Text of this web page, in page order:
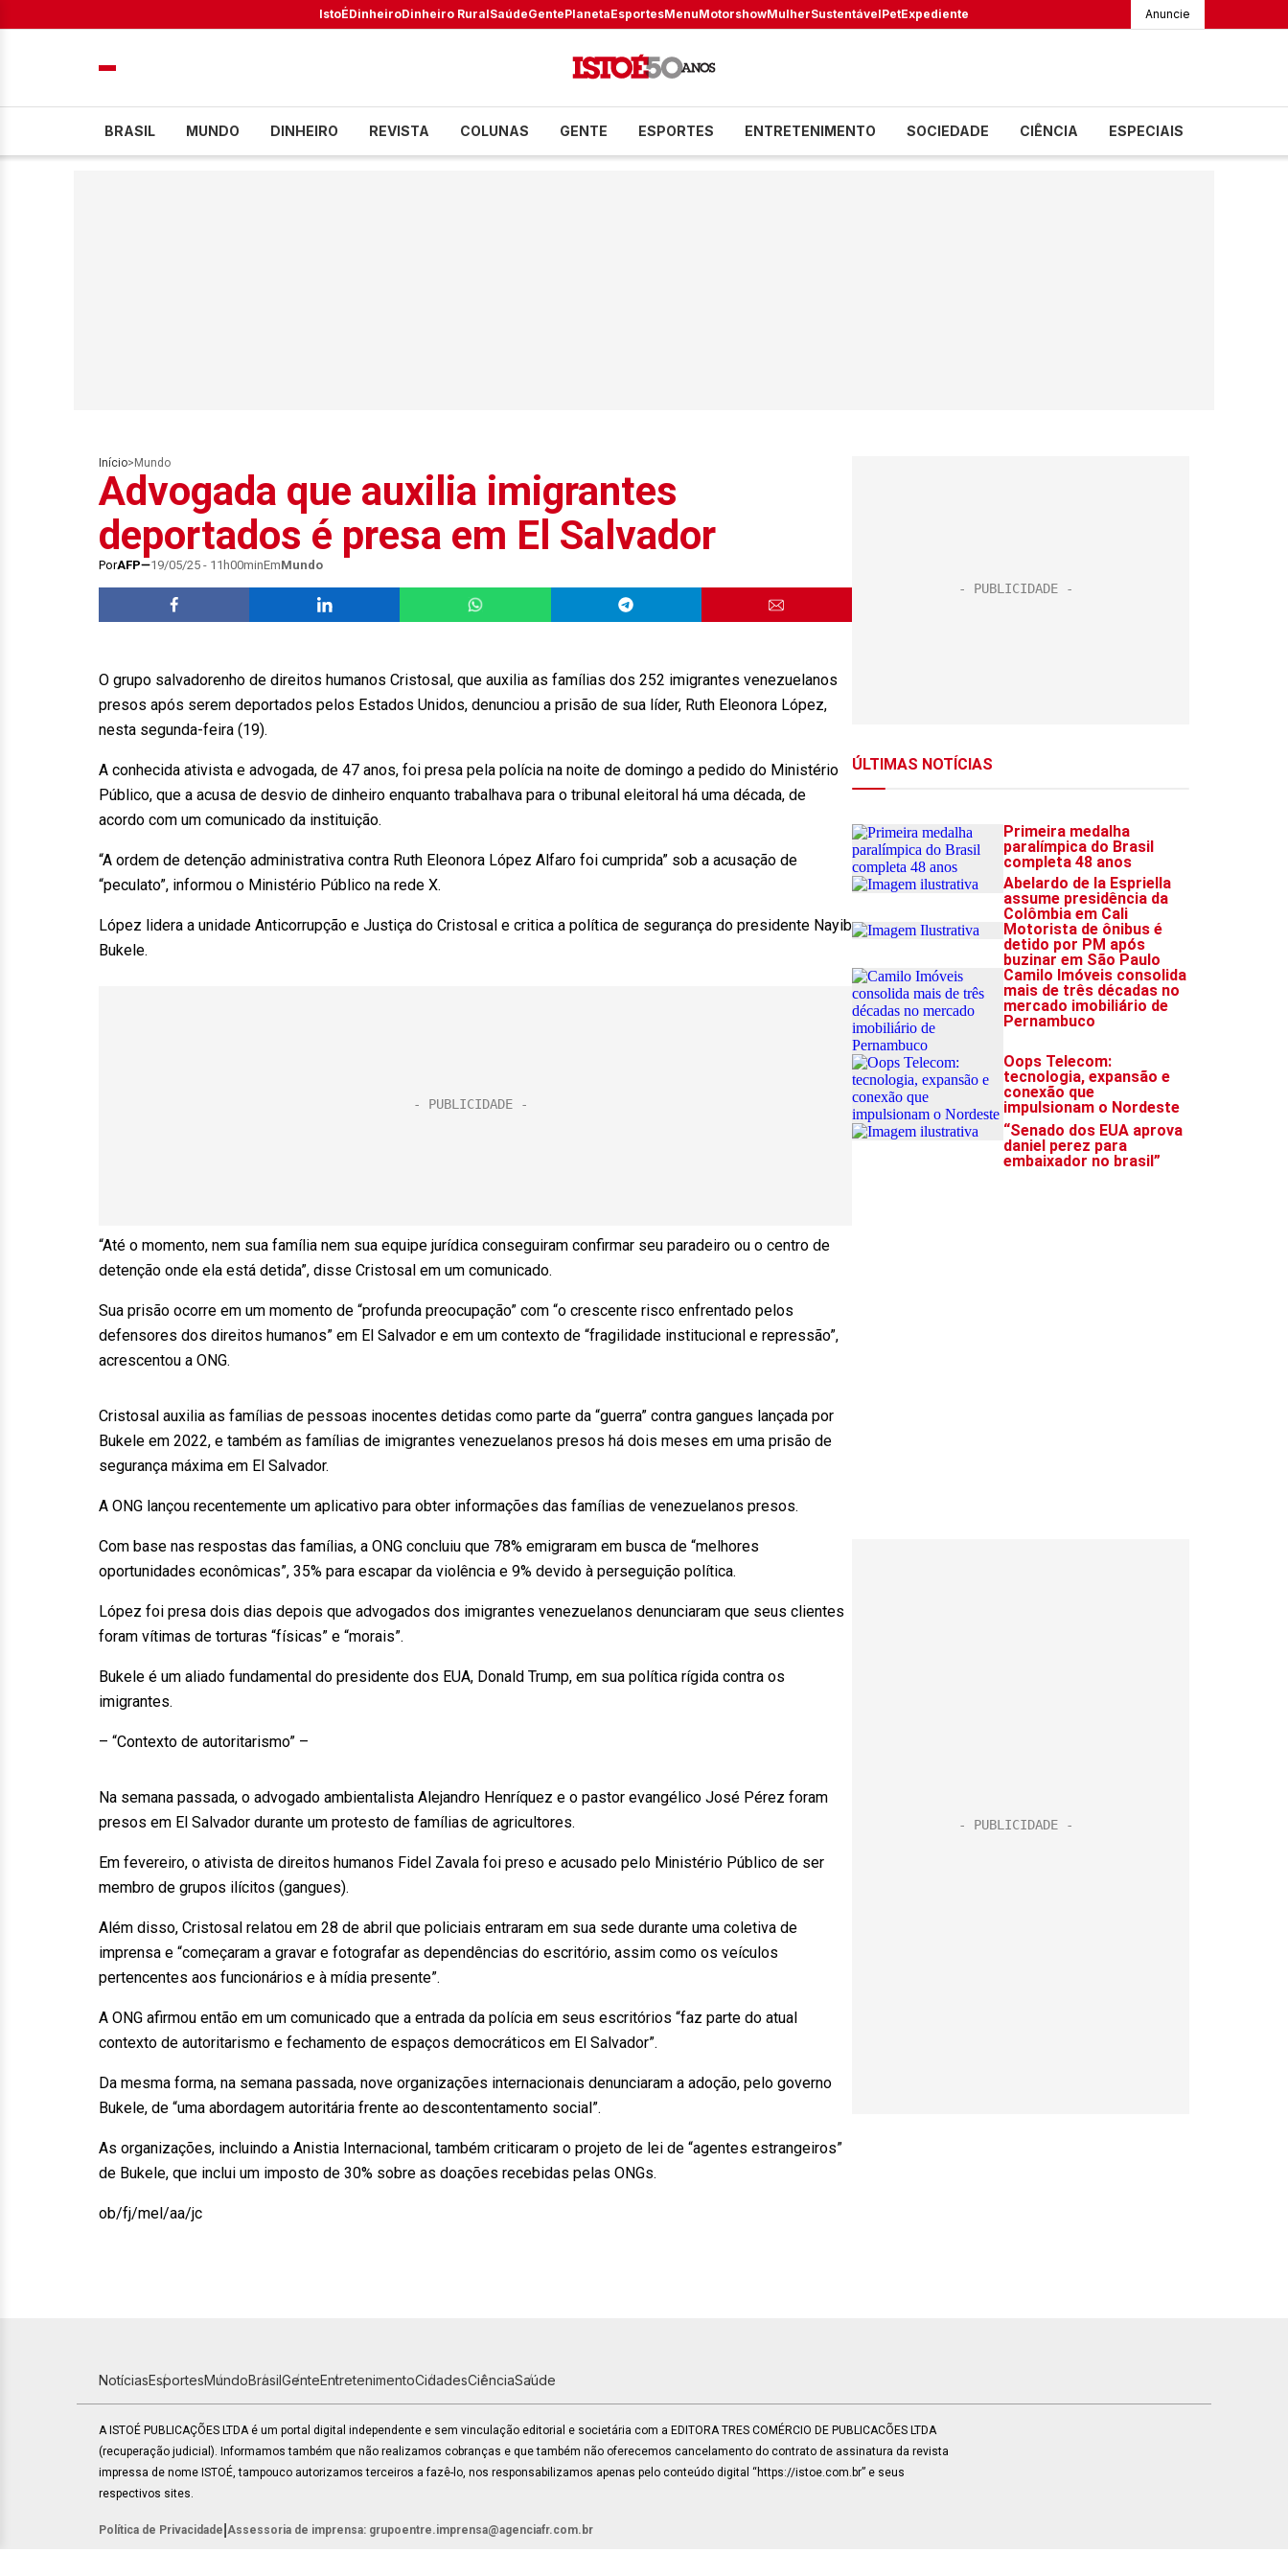
IstoÉDinheiroDinheiro RuralSaúdeGentePlanetaEsportesMenuMotorshowMulherSustentávelPetExpediente Anuncie
BRASIL MUNDO DINHEIRO REVISTA COLUNAS GENTE ESPORTES ENTRETENIMENTO SOCIEDADE CIÊNCIA ESPECIAIS
Início> Mundo
Advogada que auxilia imigrantes
deportados é presa em El Salvador
PorAFP 19/05/25 - 11h00minEmMundo
O grupo salvadorenho de direitos humanos Cristosal, que auxilia as famílias dos 252 imigrantes venezuelanos
presos após serem deportados pelos Estados Unidos, denunciou a prisão de sua líder, Ruth Eleonora López,
nesta segunda-feira (19).
A conhecida ativista e advogada, de 47 anos, foi presa pela polícia na noite de domingo a pedido do Ministério
Público, que a acusa de desvio de dinheiro enquanto trabalhava para o tribunal eleitoral há uma década, de
acordo com um comunicado da instituição.
“A ordem de detenção administrativa contra Ruth Eleonora López Alfaro foi cumprida” sob a acusação de
“peculato”, informou o Ministério Público na rede X.
López lidera a unidade Anticorrupção e Justiça do Cristosal e critica a política de segurança do presidente Nayib
Bukele.
“Até o momento, nem sua família nem sua equipe jurídica conseguiram confirmar seu paradeiro ou o centro de
detenção onde ela está detida”, disse Cristosal em um comunicado.
Sua prisão ocorre em um momento de “profunda preocupação” com “o crescente risco enfrentado pelos
defensores dos direitos humanos” em El Salvador e em um contexto de “fragilidade institucional e repressão”,
acrescentou a ONG.
Cristosal auxilia as famílias de pessoas inocentes detidas como parte da “guerra” contra gangues lançada por
Bukele em 2022, e também as famílias de imigrantes venezuelanos presos há dois meses em uma prisão de
segurança máxima em El Salvador.
A ONG lançou recentemente um aplicativo para obter informações das famílias de venezuelanos presos.
Com base nas respostas das famílias, a ONG concluiu que 78% emigraram em busca de “melhores
oportunidades econômicas”, 35% para escapar da violência e 9% devido à perseguição política.
López foi presa dois dias depois que advogados dos imigrantes venezuelanos denunciaram que seus clientes
foram vítimas de torturas “físicas” e “morais”.
Bukele é um aliado fundamental do presidente dos EUA, Donald Trump, em sua política rígida contra os
imigrantes.
– “Contexto de autoritarismo” –
Na semana passada, o advogado ambientalista Alejandro Henríquez e o pastor evangélico José Pérez foram
presos em El Salvador durante um protesto de famílias de agricultores.
Em fevereiro, o ativista de direitos humanos Fidel Zavala foi preso e acusado pelo Ministério Público de ser
membro de grupos ilícitos (gangues).
Além disso, Cristosal relatou em 28 de abril que policiais entraram em sua sede durante uma coletiva de
imprensa e “começaram a gravar e fotografar as dependências do escritório, assim como os veículos
pertencentes aos funcionários e à mídia presente”.
A ONG afirmou então em um comunicado que a entrada da polícia em seus escritórios “faz parte do atual
contexto de autoritarismo e fechamento de espaços democráticos em El Salvador”.
Da mesma forma, na semana passada, nove organizações internacionais denunciaram a adoção, pelo governo
Bukele, de “uma abordagem autoritária frente ao descontentamento social”.
As organizações, incluindo a Anistia Internacional, também criticaram o projeto de lei de “agentes estrangeiros”
de Bukele, que inclui um imposto de 30% sobre as doações recebidas pelas ONGs.
ob/fj/mel/aa/jc
NotíciasEsportesMundoBrasilGenteEntretenimentoCidadesCiênciaSaúde
A ISTOÉ PUBLICAÇÕES LTDA é um portal digital independente e sem vinculação editorial e societária com a EDITORA TRES COMÉRCIO DE PUBLICACÕES LTDA
(recuperação judicial). Informamos também que não realizamos cobranças e que também não oferecemos cancelamento do contrato de assinatura da revista
impressa de nome ISTOÉ, tampouco autorizamos terceiros a fazê-lo, nos responsabilizamos apenas pelo conteúdo digital “https://istoe.com.br” e seus
respectivos sites.
Política de Privacidade Assessoria de imprensa: grupoentre.imprensa@agenciafr.com.br